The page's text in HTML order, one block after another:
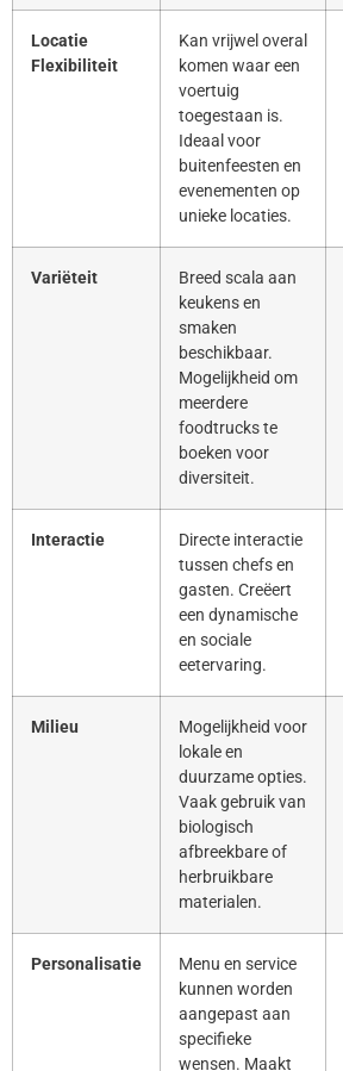
Locatie
Flexibiliteit
Kan vrijwel overal
komen waar een
voertuig
toegestaan is.
Ideaal voor
buitenfeesten en
evenementen op
unieke locaties.
Variëteit
Breed scala aan
keukens en
smaken
beschikbaar.
Mogelijkheid om
meerdere
foodtrucks te
boeken voor
diversiteit.
Interactie
Directe interactie
tussen chefs en
gasten. Creëert
een dynamische
en sociale
eetervaring.
Milieu
Mogelijkheid voor
lokale en
duurzame opties.
Vaak gebruik van
biologisch
afbreekbare of
herbruikbare
materialen.
Personalisatie
Menu en service
kunnen worden
aangepast aan
specifieke
wensen. Maakt